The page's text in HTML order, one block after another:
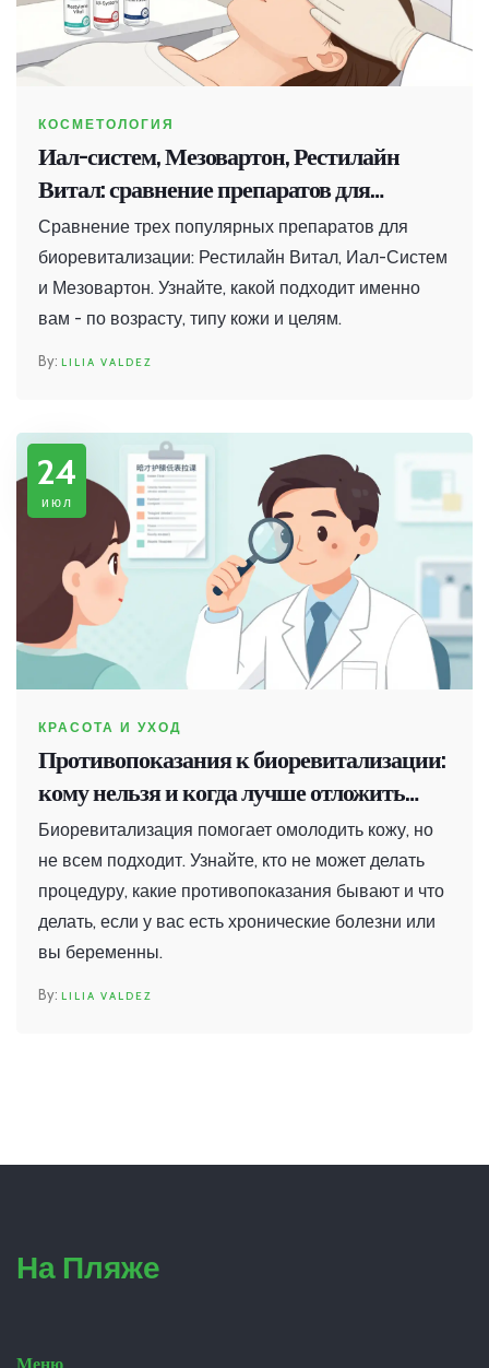
КОСМЕТОЛОГИЯ
Иал-систем, Мезовартон, Рестилайн
Витал: сравнение препаратов для
биоревитализации
Сравнение трех популярных препаратов для
биоревитализации: Рестилайн Витал, Иал-Систем
и Мезовартон. Узнайте, какой подходит именно
вам - по возрасту, типу кожи и целям.
LILIA VALDEZ
24
июл
КРАСОТА И УХОД
Противопоказания к биоревитализации:
кому нельзя и когда лучше отложить
процедуру
Биоревитализация помогает омолодить кожу, но
не всем подходит. Узнайте, кто не может делать
процедуру, какие противопоказания бывают и что
делать, если у вас есть хронические болезни или
вы беременны.
LILIA VALDEZ
На Пляже